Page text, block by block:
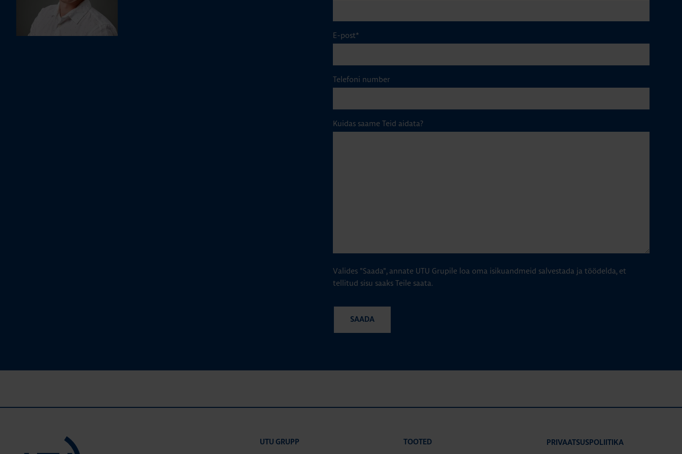
E-post*
Telefoni number
Kuidas saame Teid aidata?
Valides "Saada", annate UTU Grupile loa oma isikuandmeid salvestada ja töödelda, et
tellitud sisu saaks Teile saata.
UTU GRUPP TOOTED PRIVAATSUSPOLIITIKA